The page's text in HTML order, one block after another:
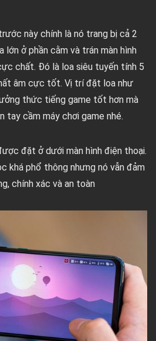
này chính là nó trang bị cả 2
lớn ở phần cằm và trán màn hình
chất. Đó là loa siêu tuyến tính 5
âm cực tốt. Vị trí đặt loa như
thức tiếng game tốt hơn mà
tay cầm máy chơi game nhé.
đặt ở dưới màn hình điện thoại.
khá phổ thông nhưng nó vẫn đảm
chính xác và an toàn